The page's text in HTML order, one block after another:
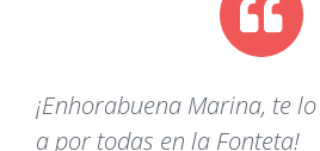
¡Enhorabuena Marina, te
a por todas en la Fonteta!